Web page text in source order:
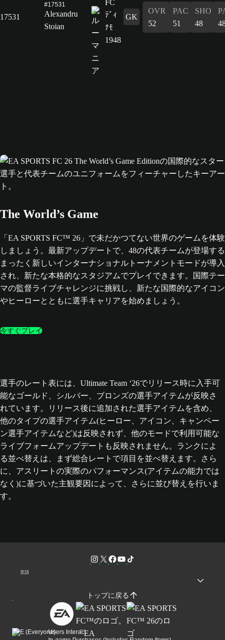
17531
#17531
Alexandru
Stoian
GK
OVR
52
PAC
51
SHO
48
The World’s Game
「EA SPORTS FC™ 26」で未だかつてない世界のゲームを体験
しましょう。最新アップデートで、48の代表チームが登場する
まったく新しいインターナショナルトーナメントモードが導入
され、新たな本格的なスタジアムでプレイできます。国際テー
マの監督ライブチャレンジに挑戦し、新たな国際的なアイコン
やヒーローとともに選手キャリアを始めましょう。
今すぐプレイ
選手のレート表には、Ultimate Team ‘26でリリース時に入手可
能なゴールド、シルバー、ブロンズの選手アイテムが反映さ
れています。リリース後に追加された選手アイテムを含め、
他のタイプの選手アイテム(ヒーロー、アイコン、キャンペー
ン選手アイテムなど)は反映されず、他のモードで利用可能な
ライブフォームアップデートも反映されません。ランクによ
る並べ替えは、まず総合レートで項目を並べ替えます。さら
に、アスリートの実際のパフォーマンス(アイテムの能力では
なく)に基づいた主観要因によって、さらに並び替えを行いま
す。
言語
トップに戻る
Users Interact